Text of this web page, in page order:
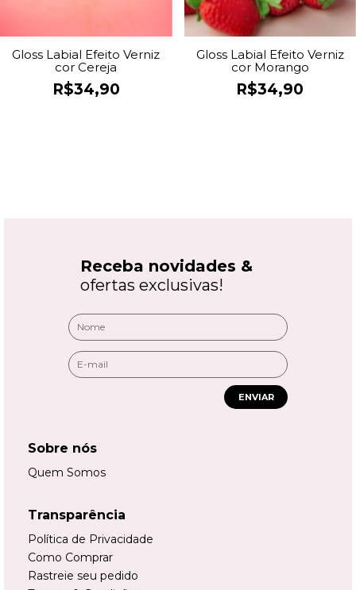
Gloss Labial Efeito Verniz
cor Cereja
R$34,90
Gloss Labial Efeito Verniz
cor Morango
R$34,90
Receba novidades &
ofertas exclusivas!
ENVIAR
Sobre nós
Quem Somos
Transparência
Política de Privacidade
Como Comprar
Rastreie seu pedido